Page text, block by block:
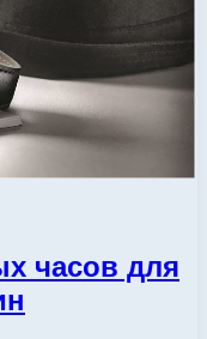
часов для